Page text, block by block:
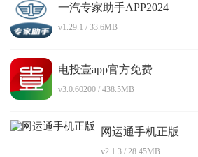
一汽专家助手APP2024
v1.29.1 / 33.6MB
电投壹app官方免费
v3.0.60200 / 438.5MB
网运通手机正版
v2.1.3 / 28.45MB